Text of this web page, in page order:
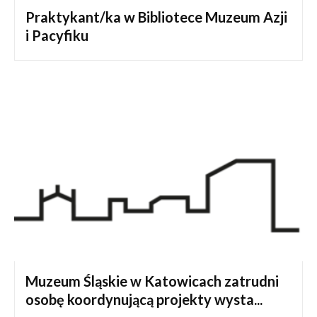
Praktykant/ka w Bibliotece Muzeum Azji
i Pacyfiku
Muzeum Śląskie w Katowicach zatrudni
osobę koordynującą projekty wysta...